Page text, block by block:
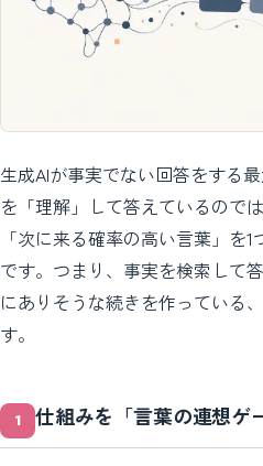
生成AIが事実でない回答をする
を「理解」して答えているので
「次に来る確率の高い言葉」を
です。つまり、事実を検索して
にありそうな続きを作っている
す。
仕組みを「言葉の連想ゲ